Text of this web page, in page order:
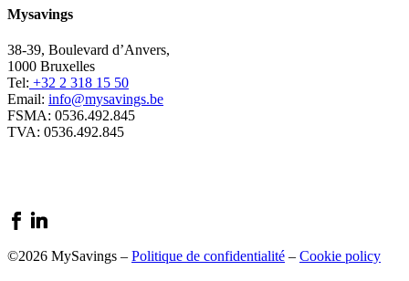
Mysavings
38-39, Boulevard d’Anvers,
1000 Bruxelles
Tel: +32 2 318 15 50
Email: info@mysavings.be
FSMA: 0536.492.845
TVA: 0536.492.845
©2026 MySavings – Politique de confidentialité – Cookie policy